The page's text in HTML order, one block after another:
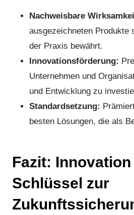
Nachweisbare
ausgezeichneten Produkte
der Praxis bewährt.
Innovationsförderung:
Unternehmen und
und Entwicklung zu
Standardsetzung:
besten Lösungen, die als
Fazit:
Schlüssel zur